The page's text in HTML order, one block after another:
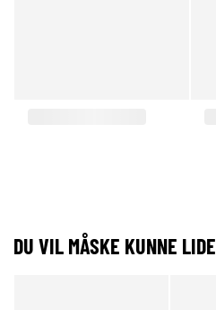
DU VIL MÅSKE KUNNE LIDE